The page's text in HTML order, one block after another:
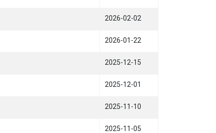
2026-02-02
2026-01-22
2025-12-15
2025-12-01
2025-11-10
2025-11-05